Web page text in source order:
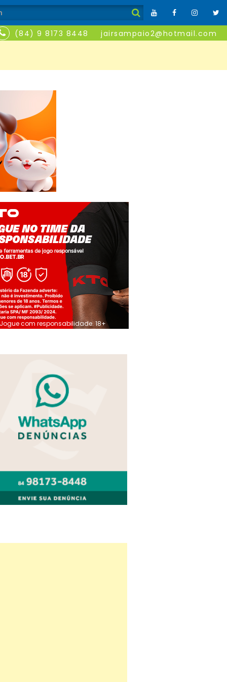
(84) 9 8173 8448 jairsampaio2@hotmail.com
Jogue com responsabilidade. 18+